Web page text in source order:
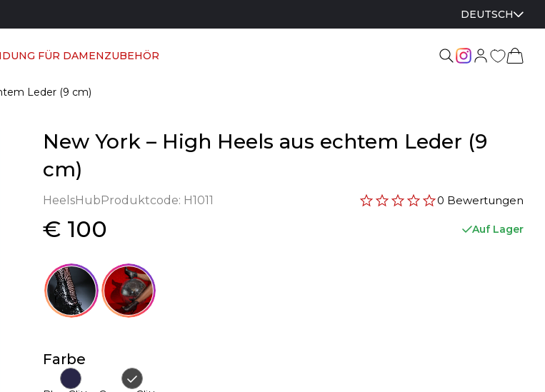
DEUTSCH
FÜR DAMENZUBEHÖR
Leder (9 cm)
New York – High Heels aus echtem Leder (9
cm)
HeelsHubProduktcode: H1011 0 Bewertungen
€ 100 Auf Lager
Farbe